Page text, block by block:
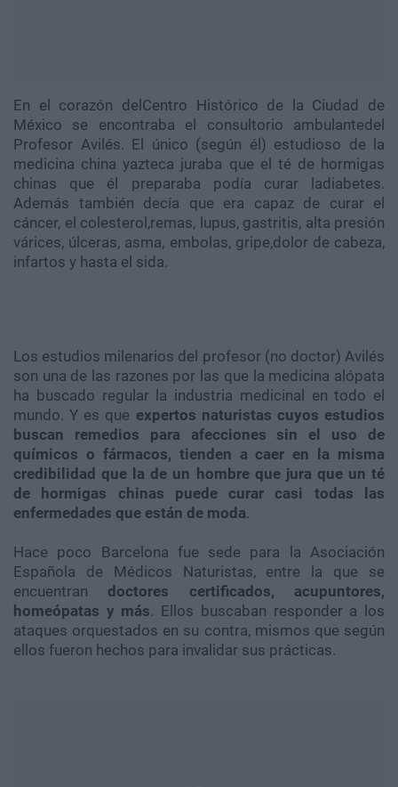
En el corazón delCentro Histórico de la Ciudad de
México se encontraba el consultorio ambulantedel
Profesor Avilés. El único (según él) estudioso de la
medicina china yazteca juraba que el té de hormigas
chinas que él preparaba podía curar ladiabetes.
Además también decía que era capaz de curar el
cáncer, el colesterol,remas, lupus, gastritis, alta presión
várices, úlceras, asma, embolas, gripe,dolor de cabeza,
infartos y hasta el sida.
Los estudios milenarios del profesor (no doctor) Avilés
son una de las razones por las que la medicina alópata
ha buscado regular la industria medicinal en todo el
mundo. Y es que expertos naturistas cuyos estudios
buscan remedios para afecciones sin el uso de
químicos o fármacos, tienden a caer en la misma
credibilidad que la de un hombre que jura que un té
de hormigas chinas puede curar casi todas las
enfermedades que están de moda.
Hace poco Barcelona fue sede para la Asociación
Española de Médicos Naturistas, entre la que se
encuentran doctores certificados, acupuntores,
homeópatas y más. Ellos buscaban responder a los
ataques orquestados en su contra, mismos que según
ellos fueron hechos para invalidar sus prácticas.